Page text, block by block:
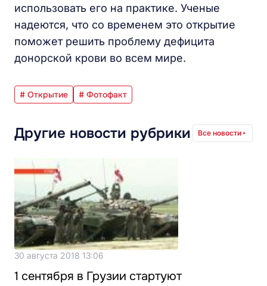
использовать его на практике. Ученые
надеются, что со временем это открытие
поможет решить проблему дефицита
донорской крови во всем мире.
# Открытие # Фотофакт
Другие новости рубрики Все новости
30 августа 2018 13:06
1 сентября в Грузии стартуют